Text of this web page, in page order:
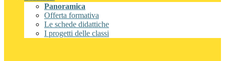
Panoramica
Offerta formativa
Le schede didattiche
I progetti delle classi